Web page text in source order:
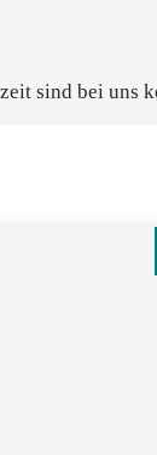
sind bei uns